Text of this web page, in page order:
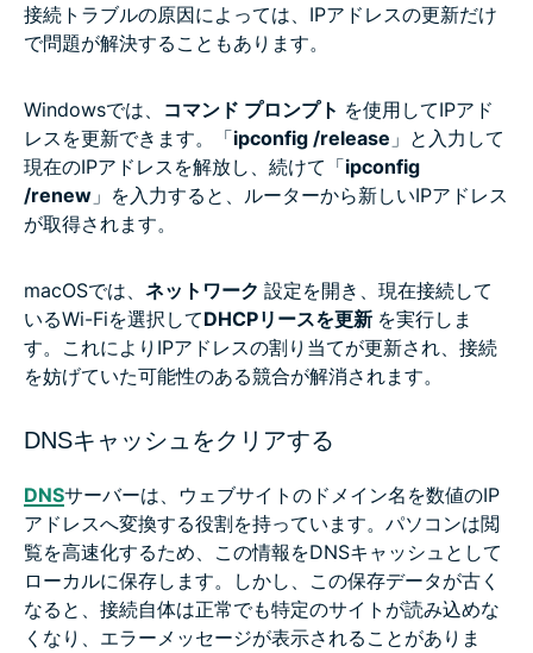
接続トラブルの原因によっては、IPアドレスの更新だけ
で問題が解決することもあります。
Windowsでは、 コマンド プロンプト を使用してIPアド
レスを更新できます。「ipconfig /release 」と入力して
現在のIPアドレスを解放し、続けて「ipconfig
/renew 」を入力すると、ルーターから新しいIPアドレス
が取得されます。
macOSでは、 ネットワーク 設定を開き、現在接続して
いるWi-Fiを選択してDHCPリースを更新 を実行しま
す。これによりIPアドレスの割り当てが更新され、接続
を妨げていた可能性のある競合が解消されます。
DNSキャッシュをクリアする
DNSサーバーは、ウェブサイトのドメイン名を数値のIP
アドレスへ変換する役割を持っています。パソコンは閲
覧を高速化するため、この情報をDNSキャッシュとして
ローカルに保存します。しかし、この保存データが古く
なると、接続自体は正常でも特定のサイトが読み込めな
くなり、エラーメッセージが表示されることがありま